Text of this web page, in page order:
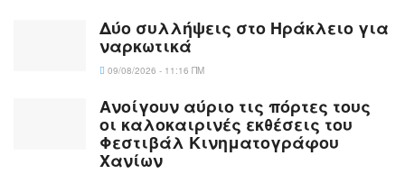
Δύο συλλήψεις στο Ηράκλειο για
ναρκωτικά
09/08/2026 - 11:16 ΠΜ
Ανοίγουν αύριο τις πόρτες τους
οι καλοκαιρινές εκθέσεις του
Φεστιβάλ Κινηματογράφου
Χανίων